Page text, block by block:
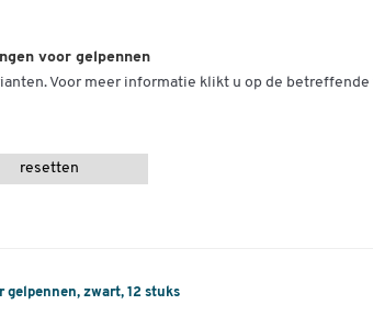
voor gelpennen
Voor meer informatie klikt u op de betreffende
resetten
gelpennen, zwart, 12 stuks